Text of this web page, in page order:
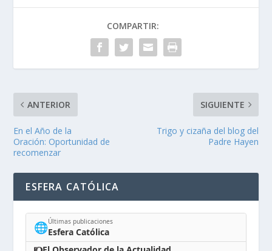
COMPARTIR:
ANTERIOR
En el Año de la
Oración: Oportunidad de
recomenzar
SIGUIENTE
Trigo y cizaña del blog del
Padre Hayen
ESFERA CATÓLICA
🌐Últimas publicaciones
Esfera Católica